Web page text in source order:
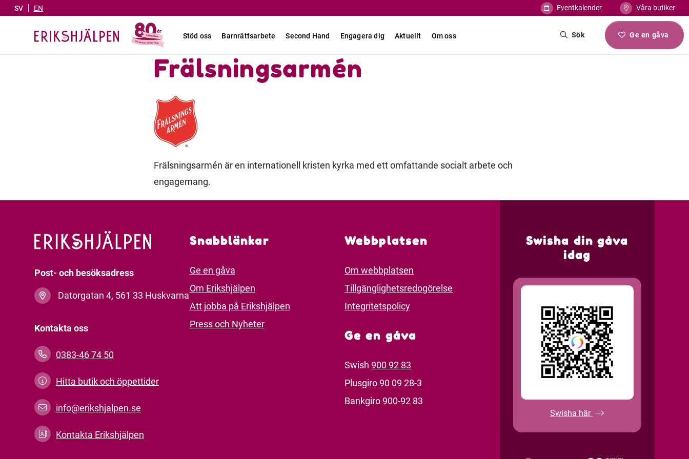
SV EN Eventkalender Våra butiker
Stöd oss Barnrättsarbete Second Hand Engagera dig Aktuellt Om oss Sök Ge en gåva
Frälsningsarmén
Frälsningsarmén är en internationell kristen kyrka med ett omfattande socialt arbete och
engagemang.
Post- och besöksadress
Datorgatan 4, 561 33 Huskvarna
Kontakta oss
0383-46 74 50
Hitta butik och öppettider
info@erikshjalpen.se
Kontakta Erikshjälpen
Snabblänkar
Ge en gåva
Om Erikshjälpen
Att jobba på Erikshjälpen
Press och Nyheter
Webbplatsen
Om webbplatsen
Tillgänglighetsredogörelse
Integritetspolicy
Ge en gåva
Swish 900 92 83
Plusgiro 90 09 28-3
Bankgiro 900-92 83
Swisha din gåva
idag
Swisha här